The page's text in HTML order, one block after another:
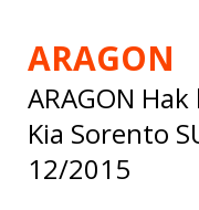
dachowe
AKCESORIA
SPORTOWE
ARAGON
ARAGON
Kia Sorento
12/2015